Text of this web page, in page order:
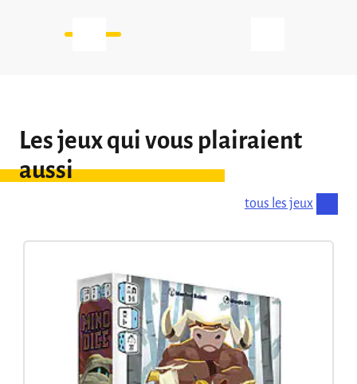
Les jeux qui vous plairaient
aussi
tous les jeux